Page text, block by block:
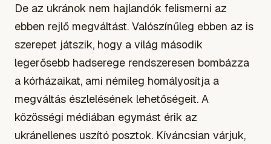
De az ukránok nem hajlandók felismerni az
ebben rejlő megváltást. Valószínűleg ebben az is
szerepet játszik, hogy a világ második
legerősebb hadserege rendszeresen bombázza
a kórházaikat, ami némileg homályosítja a
megváltás észlelésének lehetőségeit. A
közösségi médiában egymást érik az
ukránellenes uszító posztok. Kíváncsian várjuk,